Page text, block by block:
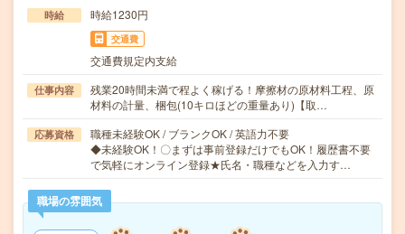
時給 時給1230円
交通費
交通費規定内支給
仕事内容
残業20時間未満で程よく稼げる！摩擦材の原材料工程、原
材料の計量、梱包(10キロほどの重量あり)【取…
応募資格
職種未経験OK / ブランクOK / 英語力不要
◆未経験OK！〇まずは事前登録だけでもOK！履歴書不要
で気軽にオンライン登録★氏名・職種などを入力す…
職場の雰囲気